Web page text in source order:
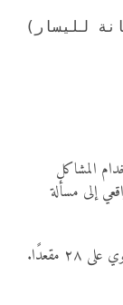
المشاكل
إلى مسألة
في مدرسة، هناك ٣٥ فصلاً، وكل فصل يحتوي على ٢٨ مقعدًا.